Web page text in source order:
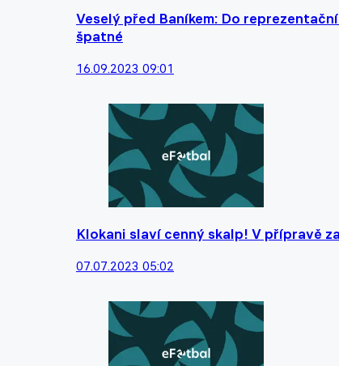
Veselý před Baníkem: Do
špatné
16.09.2023 09:01
Klokani slaví cenný skalp! V přípravě
07.07.2023 05:02